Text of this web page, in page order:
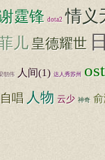
霆锋 dota2 情义
儿 皇德耀世
朝伟 人间(1) 达人秀苏州 ost
唱 人物 云少 神奇